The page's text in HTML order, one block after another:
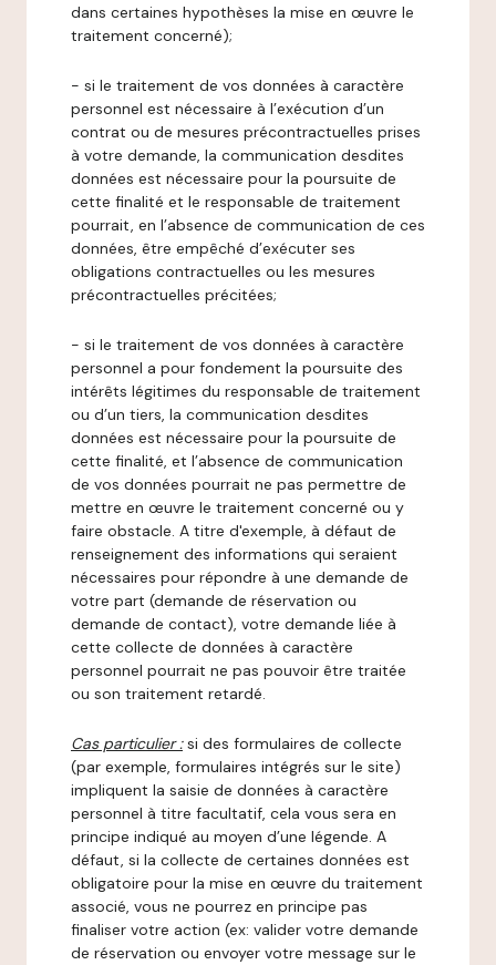
dans certaines hypothèses la mise en œuvre le
traitement concerné);
- si le traitement de vos données à caractère
personnel est nécessaire à l’exécution d’un
contrat ou de mesures précontractuelles prises
à votre demande, la communication desdites
données est nécessaire pour la poursuite de
cette finalité et le responsable de traitement
pourrait, en l’absence de communication de ces
données, être empêché d’exécuter ses
obligations contractuelles ou les mesures
précontractuelles précitées;
- si le traitement de vos données à caractère
personnel a pour fondement la poursuite des
intérêts légitimes du responsable de traitement
ou d’un tiers, la communication desdites
données est nécessaire pour la poursuite de
cette finalité, et l’absence de communication
de vos données pourrait ne pas permettre de
mettre en œuvre le traitement concerné ou y
faire obstacle. A titre d'exemple, à défaut de
renseignement des informations qui seraient
nécessaires pour répondre à une demande de
votre part (demande de réservation ou
demande de contact), votre demande liée à
cette collecte de données à caractère
personnel pourrait ne pas pouvoir être traitée
ou son traitement retardé.
Cas particulier : si des formulaires de collecte
(par exemple, formulaires intégrés sur le site)
impliquent la saisie de données à caractère
personnel à titre facultatif, cela vous sera en
principe indiqué au moyen d’une légende. A
défaut, si la collecte de certaines données est
obligatoire pour la mise en œuvre du traitement
associé, vous ne pourrez en principe pas
finaliser votre action (ex: valider votre demande
de réservation ou envoyer votre message sur le